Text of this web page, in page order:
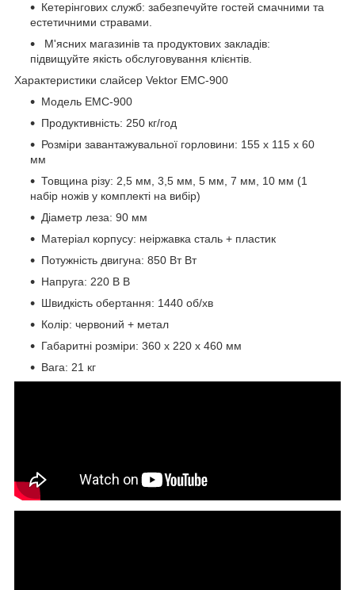
Кетерінгових служб: забезпечуйте гостей смачними та
естетичними стравами.
М'ясних магазинів та продуктових закладів:
підвищуйте якість обслуговування клієнтів.
Характеристики слайсер Vektor ЕМС-900
Мoдель ЕМС-900
Продуктивність: 250 кг/год
Розміри завантажувальної горловини: 155 х 115 х 60
мм
Товщина різу: 2,5 мм, 3,5 мм, 5 мм, 7 мм, 10 мм (1
набір ножів у комплекті на вибір)
Діаметр леза: 90 мм
Матеріал корпусу: неіржавка сталь + пластик
Потужність двигуна: 850 Вт Вт
Напруга: 220 В В
Швидкість обертання: 1440 об/хв
Колір: червоний + метал
Габаритні розміри: 360 х 220 х 460 мм
Вага: 21 кг